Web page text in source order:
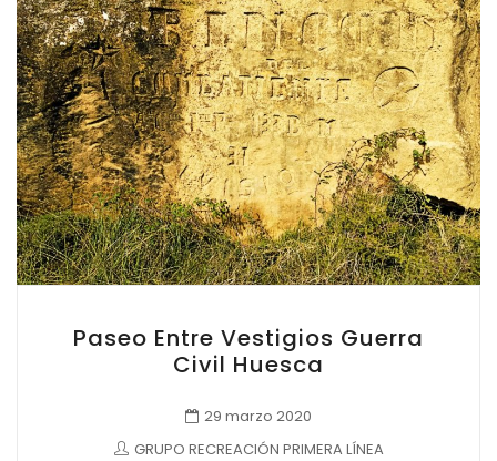
Paseo Entre Vestigios Guerra
Civil Huesca
29 marzo 2020
GRUPO RECREACIÓN PRIMERA LÍNEA